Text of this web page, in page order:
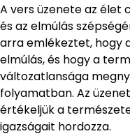
A vers üzenete az élet
és az elmúlás
arra emlékeztet, hogy
elmúlás, és hogy a
változatlansága
folyamatban. Az
értékeljük a
igazságait hordozza.